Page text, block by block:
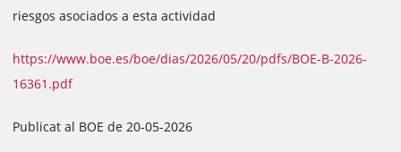
riesgos asociados a esta actividad
https://www.boe.es/boe/dias/2026/05/20/pdfs/BOE-B-2026-
16361.pdf
Publicat al BOE de 20-05-2026